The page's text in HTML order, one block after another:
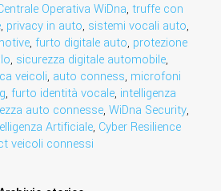
Operativa WiDna, truffe con
, privacy in auto, sistemi vocali auto,
, furto digitale auto, protezione
, sicurezza digitale automobile,
veicoli, auto conness, microfoni
, furto identità vocale, intelligenza
auto connesse, WiDna Security,
Artificiale, Cyber Resilience
veicoli connessi